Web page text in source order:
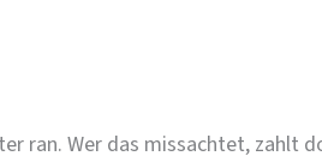
ran. Wer das missachtet, zahlt